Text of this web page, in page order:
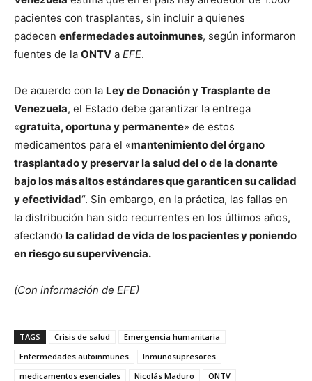
pacientes con trasplantes, sin incluir a quienes
padecen enfermedades autoinmunes, según informaron
fuentes de la ONTV a EFE.
De acuerdo con la Ley de Donación y Trasplante de
Venezuela, el Estado debe garantizar la entrega
«gratuita, oportuna y permanente» de estos
medicamentos para el «mantenimiento del órgano
trasplantado y preservar la salud del o de la donante
bajo los más altos estándares que garanticen su calidad
y efectividad“. Sin embargo, en la práctica, las fallas en
la distribución han sido recurrentes en los últimos años,
afectando la calidad de vida de los pacientes y poniendo
en riesgo su supervivencia.
(Con información de EFE)
TAGS Crisis de salud
Emergencia humanitaria
Enfermedades autoinmunes
Inmunosupresores
medicamentos esenciales
Nicolás Maduro
ONTV